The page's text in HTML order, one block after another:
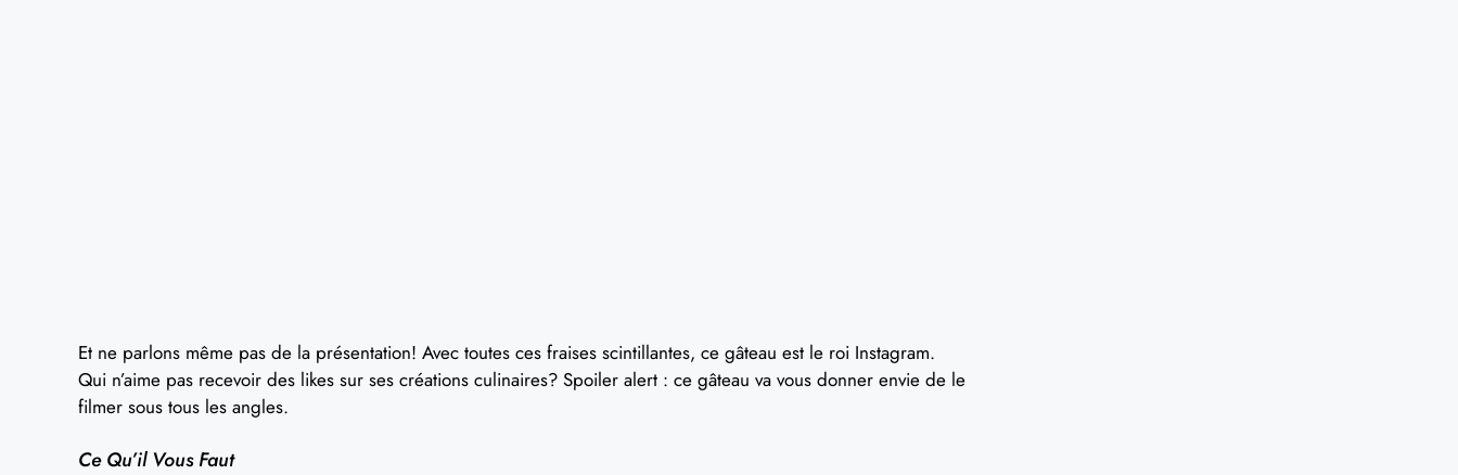
Et ne parlons même pas de la présentation! Avec toutes ces fraises scintillantes, ce gâteau est le roi Instagram.
Qui n’aime pas recevoir des likes sur ses créations culinaires? Spoiler alert : ce gâteau va vous donner envie de le
filmer sous tous les angles.
Ce Qu’il Vous Faut